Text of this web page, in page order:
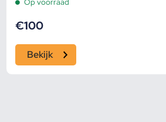
Op voorraad
€100
Bekijk